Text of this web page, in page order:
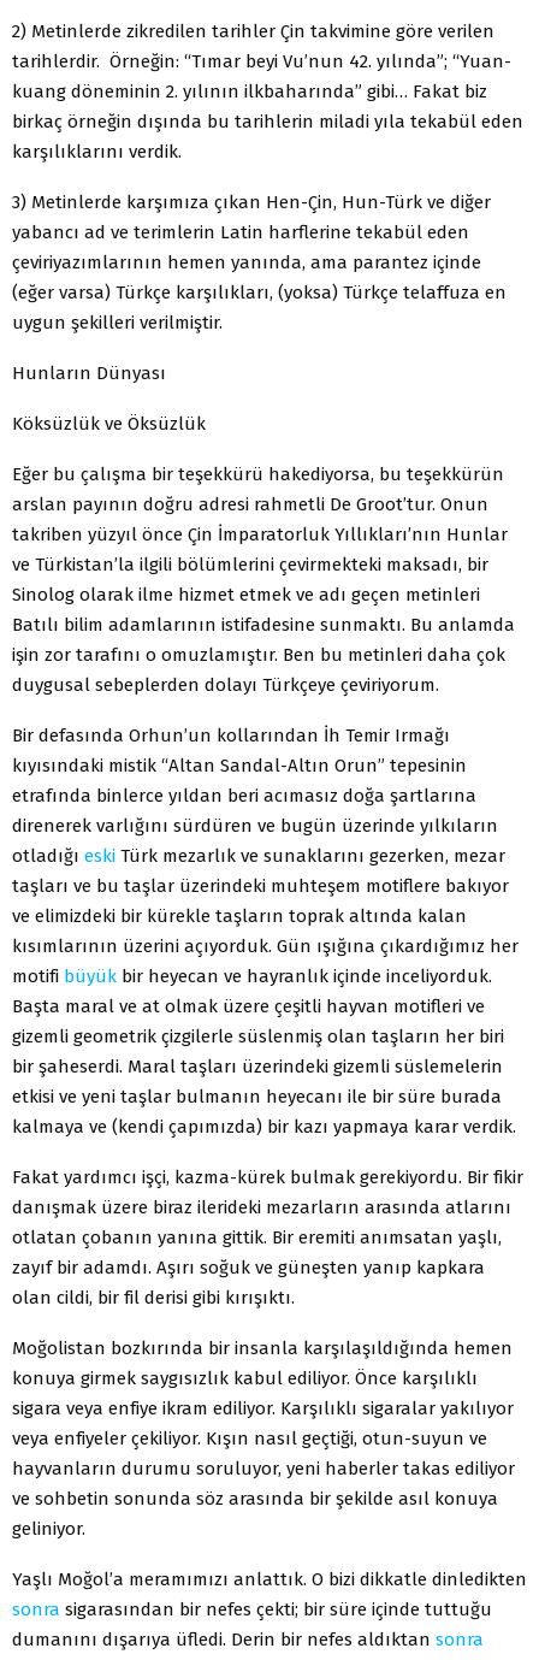
2) Metinlerde zikredilen tarihler Çin takvimine göre verilen
tarihlerdir. Örneğin: “Tımar beyi Vu’nun 42. yılında”; “Yuan-
kuang döneminin 2. yılının ilkbaharında” gibi… Fakat biz
birkaç örneğin dışında bu tarihlerin miladi yıla tekabül eden
karşılıklarını verdik.
3) Metinlerde karşımıza çıkan Hen-Çin, Hun-Türk ve diğer
yabancı ad ve terimlerin Latin harflerine tekabül eden
çeviriyazımlarının hemen yanında, ama parantez içinde
(eğer varsa) Türkçe karşılıkları, (yoksa) Türkçe telaffuza en
uygun şekilleri verilmiştir.
Hunların Dünyası
Köksüzlük ve Öksüzlük
Eğer bu çalışma bir teşekkürü hakediyorsa, bu teşekkürün
arslan payının doğru adresi rahmetli De Groot’tur. Onun
takriben yüzyıl önce Çin İmparatorluk Yıllıkları’nın Hunlar
ve Türkistan’la ilgili bölümlerini çevirmekteki maksadı, bir
Sinolog olarak ilme hizmet etmek ve adı geçen metinleri
Batılı bilim adamlarının istifadesine sunmaktı. Bu anlamda
işin zor tarafını o omuzlamıştır. Ben bu metinleri daha çok
duygusal sebeplerden dolayı Türkçeye çeviriyorum.
Bir defasında Orhun’un kollarından İh Temir Irmağı
kıyısındaki mistik “Altan Sandal-Altın Orun” tepesinin
etrafında binlerce yıldan beri acımasız doğa şartlarına
direnerek varlığını sürdüren ve bugün üzerinde yılkıların
otladığı eski Türk mezarlık ve sunaklarını gezerken, mezar
taşları ve bu taşlar üzerindeki muhteşem motiflere bakıyor
ve elimizdeki bir kürekle taşların toprak altında kalan
kısımlarının üzerini açıyorduk. Gün ışığına çıkardığımız her
motifi büyük bir heyecan ve hayranlık içinde inceliyorduk.
Başta maral ve at olmak üzere çeşitli hayvan motifleri ve
gizemli geometrik çizgilerle süslenmiş olan taşların her biri
bir şaheserdi. Maral taşları üzerindeki gizemli süslemelerin
etkisi ve yeni taşlar bulmanın heyecanı ile bir süre burada
kalmaya ve (kendi çapımızda) bir kazı yapmaya karar verdik.
Fakat yardımcı işçi, kazma-kürek bulmak gerekiyordu. Bir fikir
danışmak üzere biraz ilerideki mezarların arasında atlarını
otlatan çobanın yanına gittik. Bir eremiti anımsatan yaşlı,
zayıf bir adamdı. Aşırı soğuk ve güneşten yanıp kapkara
olan cildi, bir fil derisi gibi kırışıktı.
Moğolistan bozkırında bir insanla karşılaşıldığında hemen
konuya girmek saygısızlık kabul ediliyor. Önce karşılıklı
sigara veya enfiye ikram ediliyor. Karşılıklı sigaralar yakılıyor
veya enfiyeler çekiliyor. Kışın nasıl geçtiği, otun-suyun ve
hayvanların durumu soruluyor, yeni haberler takas ediliyor
ve sohbetin sonunda söz arasında bir şekilde asıl konuya
geliniyor.
Yaşlı Moğol’a meramımızı anlattık. O bizi dikkatle dinledikten
sonra sigarasından bir nefes çekti; bir süre içinde tuttuğu
dumanını dışarıya üfledi. Derin bir nefes aldıktan sonra